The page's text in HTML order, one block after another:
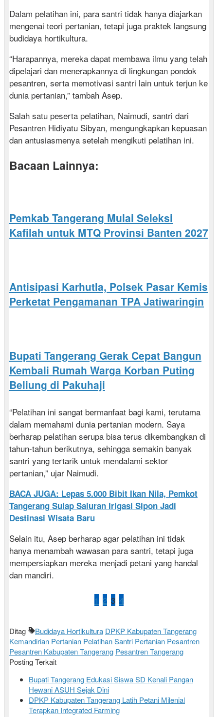
Dalam pelatihan ini, para santri tidak hanya diajarkan
mengenai teori pertanian, tetapi juga praktek langsung
budidaya hortikultura.
“Harapannya, mereka dapat membawa ilmu yang telah
dipelajari dan menerapkannya di lingkungan pondok
pesantren, serta memotivasi santri lain untuk terjun ke
dunia pertanian,” tambah Asep.
Salah satu peserta pelatihan, Naimudi, santri dari
Pesantren Hidiyatu Sibyan, mengungkapkan kepuasan
dan antusiasmenya setelah mengikuti pelatihan ini.
Bacaan Lainnya:
Pemkab Tangerang Mulai Seleksi
Kafilah untuk MTQ Provinsi Banten 2027
Antisipasi Karhutla, Polsek Pasar Kemis
Perketat Pengamanan TPA Jatiwaringin
Bupati Tangerang Gerak Cepat Bangun
Kembali Rumah Warga Korban Puting
Beliung di Pakuhaji
“Pelatihan ini sangat bermanfaat bagi kami, terutama
dalam memahami dunia pertanian modern. Saya
berharap pelatihan serupa bisa terus dikembangkan di
tahun-tahun berikutnya, sehingga semakin banyak
santri yang tertarik untuk mendalami sektor
pertanian,” ujar Naimudi.
BACA JUGA: Lepas 5.000 Bibit Ikan Nila, Pemkot
Tangerang Sulap Saluran Irigasi Sipon Jadi
Destinasi Wisata Baru
Selain itu, Asep berharap agar pelatihan ini tidak
hanya menambah wawasan para santri, tetapi juga
mempersiapkan mereka menjadi petani yang handal
dan mandiri.
1 2 3 4
Ditag Budidaya Hortikultura DPKP Kabupaten Tangerang
Kemandirian Pertanian Pelatihan Santri Pertanian Pesantren
Pesantren Kabupaten Tangerang Pesantren Tangerang
Posting Terkait
Bupati Tangerang Edukasi Siswa SD Kenali Pangan
Hewani ASUH Sejak Dini
DPKP Kabupaten Tangerang Latih Petani Milenial
Terapkan Integrated Farming